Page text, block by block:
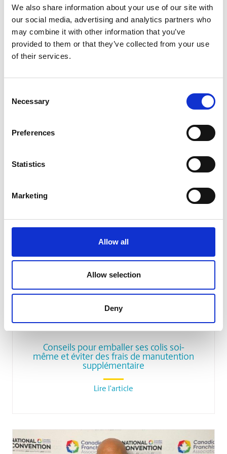
We also share information about your use of our site with
our social media, advertising and analytics partners who
may combine it with other information that you’ve
provided to them or that they’ve collected from your use
of their services.
Selection
Necessary
Preferences
Statistics
Marketing
Allow all
Allow selection
Deny
Conseils pour emballer ses colis soi-
même et éviter des frais de manutention
supplémentaire
Lire l'article